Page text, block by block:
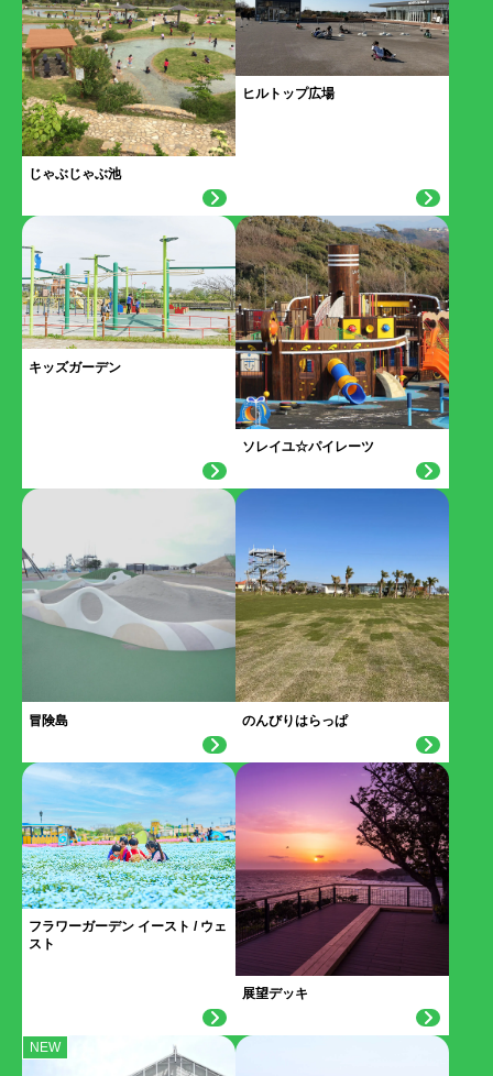
じゃぶじゃぶ池
ヒルトップ広場
キッズガーデン
ソレイユ☆パイレーツ
冒険島 のんびりはらっぱ
フラワーガーデン イースト / ウェ
スト
展望デッキ
NEW